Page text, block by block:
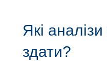
Які
здати?